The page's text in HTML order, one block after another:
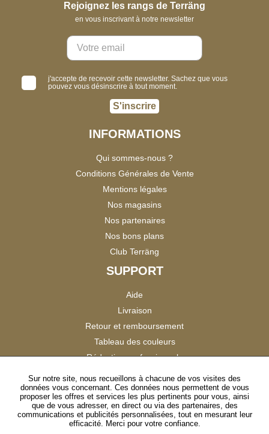
Rejoignez les rangs de Terräng
en vous inscrivant à notre newsletter
j'accepte de recevoir cette newsletter. Sachez que vous
pouvez vous désinscrire à tout moment.
S'inscrire
INFORMATIONS
Qui sommes-nous ?
Conditions Générales de Vente
Mentions légales
Nos magasins
Nos partenaires
Nos bons plans
Club Terräng
SUPPORT
Aide
Livraison
Retour et remboursement
Tableau des couleurs
Réduction professionnels
Catalogues
Satisfaction Clients
SUIVEZ-NOUS
Sur notre site, nous recueillons à chacune de vos visites des
données vous concernant. Ces données nous permettent de vous
proposer les offres et services les plus pertinents pour vous, ainsi
que de vous adresser, en direct ou via des partenaires, des
communications et publicités personnalisées, tout en mesurant leur
efficacité. Merci pour votre confiance.